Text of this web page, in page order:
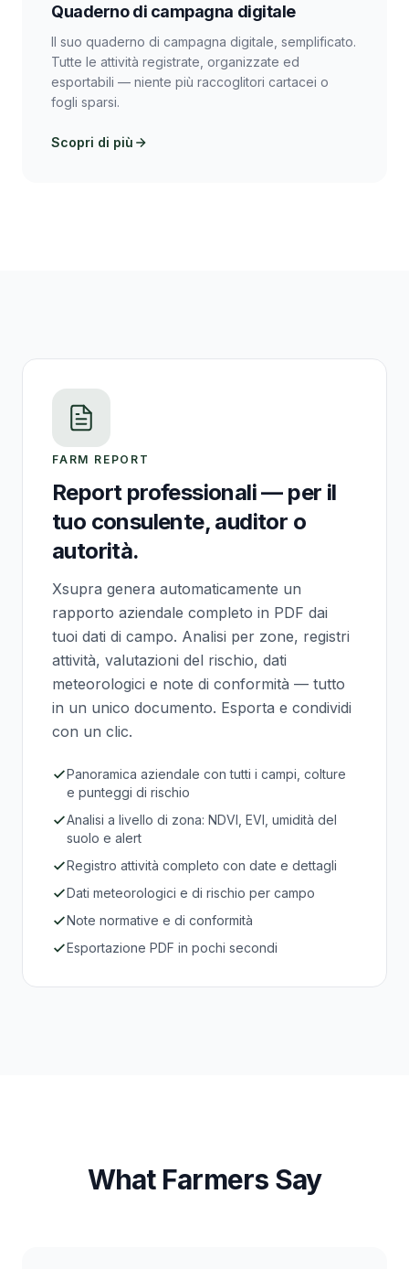
Quaderno di campagna digitale
Il suo quaderno di campagna digitale, semplificato.
Tutte le attività registrate, organizzate ed
esportabili — niente più raccoglitori cartacei o
fogli sparsi.
Scopri di più
FARM REPORT
Report professionali — per il
tuo consulente, auditor o
autorità.
Xsupra genera automaticamente un
rapporto aziendale completo in PDF dai
tuoi dati di campo. Analisi per zone, registri
attività, valutazioni del rischio, dati
meteorologici e note di conformità — tutto
in un unico documento. Esporta e condividi
con un clic.
Panoramica aziendale con tutti i campi, colture
e punteggi di rischio
Analisi a livello di zona: NDVI, EVI, umidità del
suolo e alert
Registro attività completo con date e dettagli
Dati meteorologici e di rischio per campo
Note normative e di conformità
Esportazione PDF in pochi secondi
What Farmers Say